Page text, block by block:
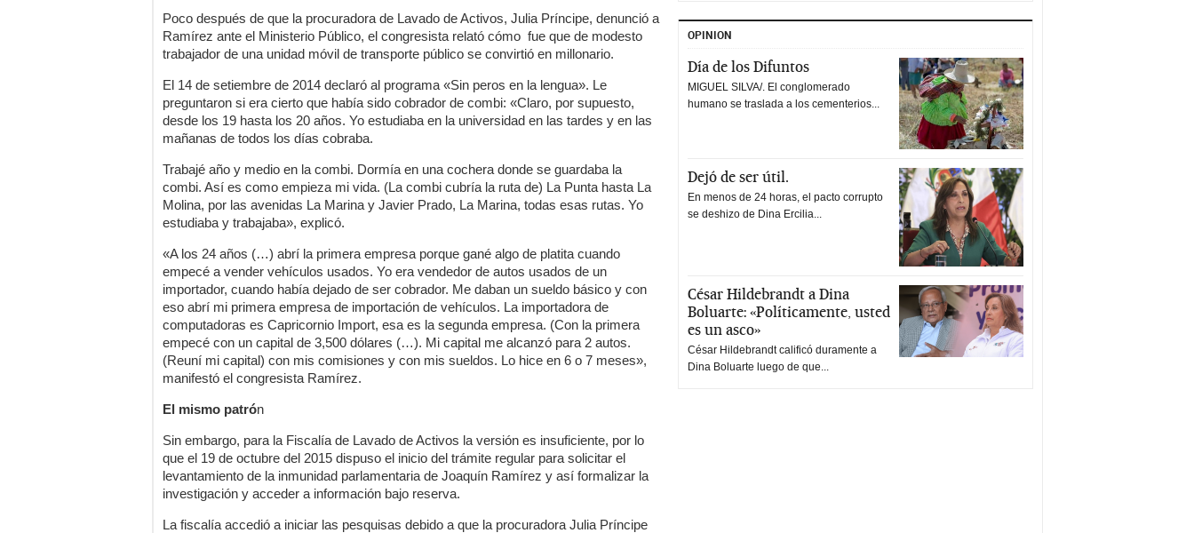
Poco después de que la procuradora de Lavado de Activos, Julia Príncipe, denunció a
Ramírez ante el Ministerio Público, el congresista relató cómo fue que de modesto
trabajador de una unidad móvil de transporte público se convirtió en millonario.
El 14 de setiembre de 2014 declaró al programa «Sin peros en la lengua». Le
preguntaron si era cierto que había sido cobrador de combi: «Claro, por supuesto,
desde los 19 hasta los 20 años. Yo estudiaba en la universidad en las tardes y en las
mañanas de todos los días cobraba.
Trabajé año y medio en la combi. Dormía en una cochera donde se guardaba la
combi. Así es como empieza mi vida. (La combi cubría la ruta de) La Punta hasta La
Molina, por las avenidas La Marina y Javier Prado, La Marina, todas esas rutas. Yo
estudiaba y trabajaba», explicó.
«A los 24 años (…) abrí la primera empresa porque gané algo de platita cuando
empecé a vender vehículos usados. Yo era vendedor de autos usados de un
importador, cuando había dejado de ser cobrador. Me daban un sueldo básico y con
eso abrí mi primera empresa de importación de vehículos. La importadora de
computadoras es Capricornio Import, esa es la segunda empresa. (Con la primera
empecé con un capital de 3,500 dólares (…). Mi capital me alcanzó para 2 autos.
(Reuní mi capital) con mis comisiones y con mis sueldos. Lo hice en 6 o 7 meses»,
manifestó el congresista Ramírez.
El mismo patrón
Sin embargo, para la Fiscalía de Lavado de Activos la versión es insuficiente, por lo
que el 19 de octubre del 2015 dispuso el inicio del trámite regular para solicitar el
levantamiento de la inmunidad parlamentaria de Joaquín Ramírez y así formalizar la
investigación y acceder a información bajo reserva.
La fiscalía accedió a iniciar las pesquisas debido a que la procuradora Julia Príncipe
OPINION
Día de los Difuntos
MIGUEL SILVA/. El conglomerado
humano se traslada a los cementerios...
Dejó de ser útil.
En menos de 24 horas, el pacto corrupto
se deshizo de Dina Ercilia...
César Hildebrandt a Dina
Boluarte: «Políticamente, usted
es un asco»
César Hildebrandt calificó duramente a
Dina Boluarte luego de que...